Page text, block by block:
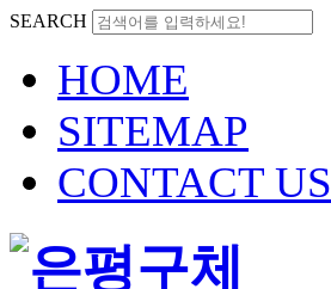
SEARCH
HOME
SITEMAP
CONTACT US